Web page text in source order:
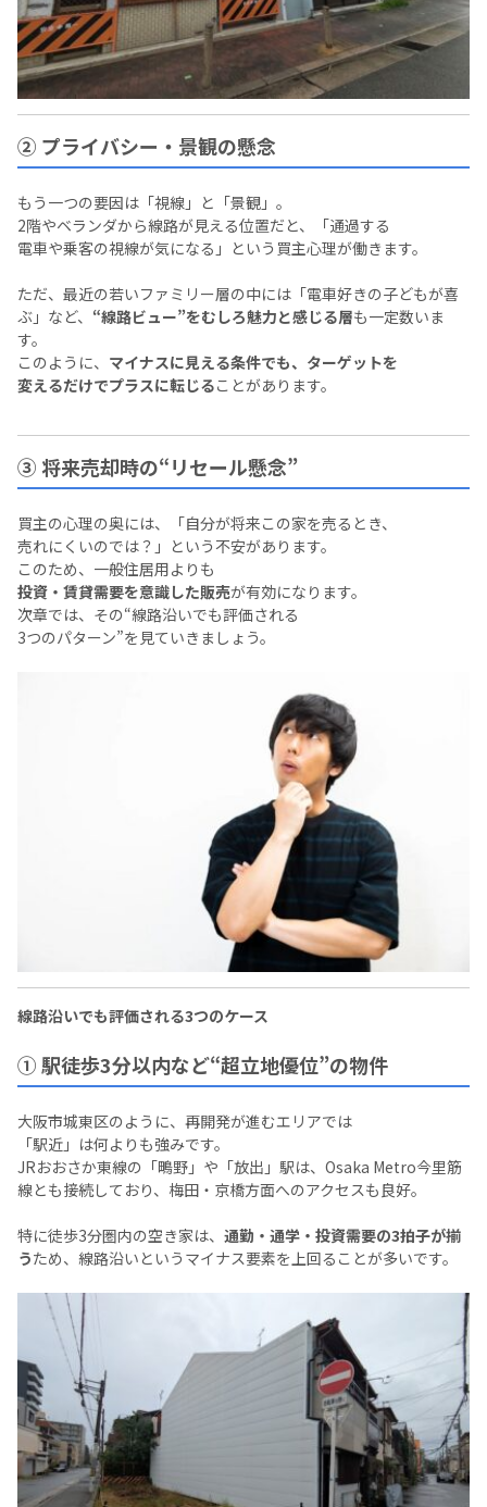
② プライバシー・景観の懸念
もう一つの要因は「視線」と「景観」。
2階やベランダから線路が見える位置だと、「通過する
電車や乗客の視線が気になる」という買主心理が働きます。
ただ、最近の若いファミリー層の中には「電車好きの子どもが喜
ぶ」など、 “線路ビュー”をむしろ魅力と感じる層も一定数いま
す。
このように、 マイナスに見える条件でも、ターゲットを
変えるだけでプラスに転じることがあります。
③ 将来売却時の“リセール懸念”
買主の心理の奥には、「自分が将来この家を売るとき、
売れにくいのでは？」という不安があります。
このため、一般住居用よりも
投資・賃貸需要を意識した販売が有効になります。
次章では、その“線路沿いでも評価される
3つのパターン”を見ていきましょう。
線路沿いでも評価される3つのケース
① 駅徒歩3分以内など“超立地優位”の物件
大阪市城東区のように、再開発が進むエリアでは
「駅近」は何よりも強みです。
JRおおさか東線の「鴫野」や「放出」駅は、Osaka Metro今里筋
線とも接続しており、梅田・京橋方面へのアクセスも良好。
特に徒歩3分圏内の空き家は、通勤・通学・投資需要の3拍子が揃
うため、線路沿いというマイナス要素を上回ることが多いです。